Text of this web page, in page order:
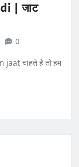
| जाट
0
jaat चाहते है तो हम